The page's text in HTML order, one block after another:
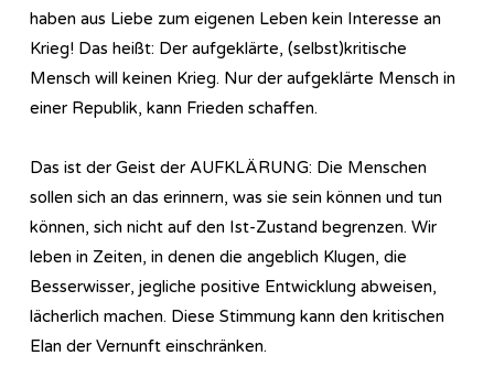
haben aus Liebe zum eigenen Leben kein Interesse an
Krieg! Das heißt: Der aufgeklärte, (selbst)kritische
Mensch will keinen Krieg. Nur der aufgeklärte Mensch in
einer Republik, kann Frieden schaffen.
Das ist der Geist der AUFKLÄRUNG: Die Menschen
sollen sich an das erinnern, was sie sein können und tun
können, sich nicht auf den Ist-Zustand begrenzen. Wir
leben in Zeiten, in denen die angeblich Klugen, die
Besserwisser, jegliche positive Entwicklung abweisen,
lächerlich machen. Diese Stimmung kann den kritischen
Elan der Vernunft einschränken.